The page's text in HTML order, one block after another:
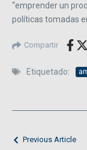
“emprender un
políticas tomadas
Compartir
Etiquetado:
Previous Article